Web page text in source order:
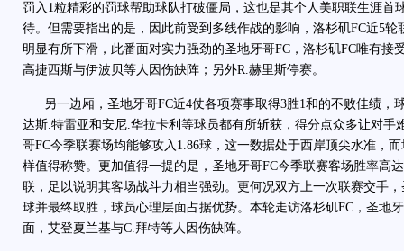
罚入1粒精彩的罚球帮助球队打破僵局，这也是其个人美职联生涯首
待。但需要指出的是，因此前受到多线作战的影响，洛杉矶FC近5轮
明显有所下滑，此番面对实力强劲的圣地牙哥FC，洛杉矶FC唯有接
高捷西斯与伊波贝等人因伤缺阵；另外R.赫里斯停赛。
另一边厢，圣地牙哥FC近4仗各项赛事取得3胜1和的不败佳绩，
达斯.特雷亚和安尼.华拉卡利等球员都有所斩获，得分点众多让对手
哥FC今季联赛场均能够攻入1.86球，这一数据处于西岸顶尖水准，
样值得称赞。更加值得一提的是，圣地牙哥FC今季联赛客场胜率高
联，足以说明其客场战斗力相当强劲。更何况双方上一次联赛交手
球并最终取胜，球员心理层面占据优势。本轮走访洛杉矶FC，圣地
面，艾登夏兰基与C.拜特等人因伤缺阵。